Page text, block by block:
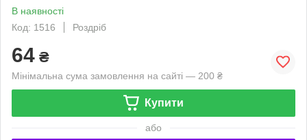
В наявності
Код: 1516
Роздріб
64 ₴
Мінімальна сума замовлення на сайті — 200 ₴
Купити
або